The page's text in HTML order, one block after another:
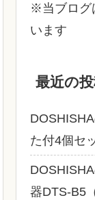
※当ブログ
います
最近の
た付4個セ
器DTS‐B5